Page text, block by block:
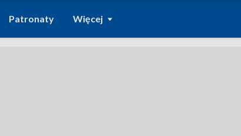
Patronaty Więcej